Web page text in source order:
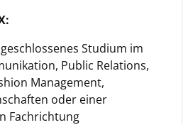
Studium im
Public Relations,
Management,
oder einer
Fachrichtung